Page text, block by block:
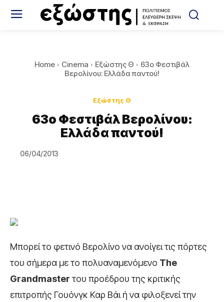
Home Cinema Εξώστης Θ
63ο Φεστιβάλ
Βερολίνου: Ελλάδα παντού!
Εξώστης Θ
63ο Φεστιβάλ Βερολίνου:
Ελλάδα παντού!
06/04/2013
Μπορεί το φετινό Βερολίνο να ανοίγει τις πόρτες
του σήμερα με το πολυαναμενόμενο The
Grandmasterτου πρoέδρου της κριτικής
επιτροπής Γουόνγκ Καρ Βάι ή να φιλοξενεί την